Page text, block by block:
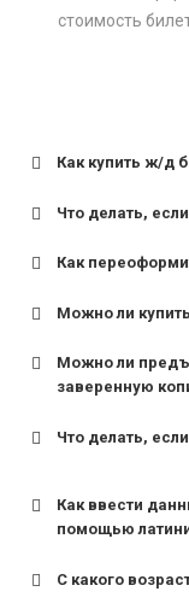
стоимость
Как купить ж/д
Что делать,
Как
Можно ли
Можно ли
заверенную
Что делать,
Как ввести
помощью
С какого